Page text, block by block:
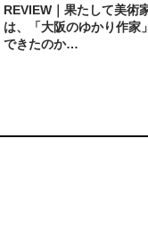
REVIEW｜果たして美術
は、「大阪のゆかり作家
できたのか…